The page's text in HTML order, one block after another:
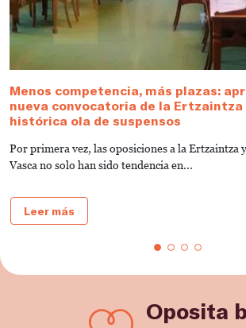
Menos competencia, más plazas:
nueva convocatoria de la
histórica ola de suspensos
Por primera vez, las oposiciones a la Ertzaintza
Vasca no solo han sido tendencia en...
Leer más
Oposita